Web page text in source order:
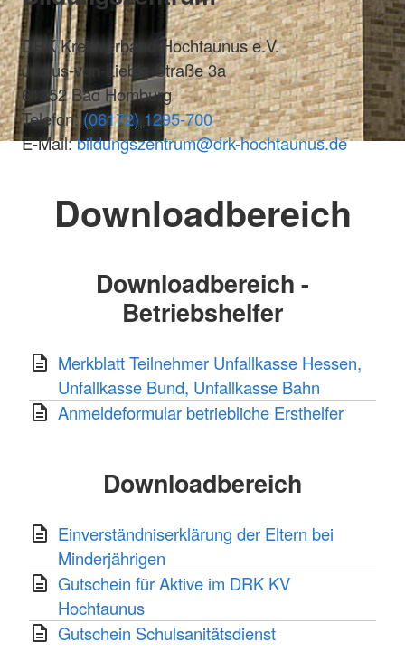
DRK Kreisverband Hochtaunus e.V.
Justus-von-Liebig-Straße 3a
61352 Bad Homburg
Telefon:(06172) 1295-700
E-Mail:bildungszentrum@drk-hochtaunus.de
Downloadbereich
Downloadbereich -
Betriebshelfer
Merkblatt Teilnehmer Unfallkasse Hessen,
Unfallkasse Bund, Unfallkasse Bahn
Anmeldeformular betriebliche Ersthelfer
Downloadbereich
Einverständniserklärung der Eltern bei
Minderjährigen
Gutschein für Aktive im DRK KV
Hochtaunus
Gutschein Schulsanitätsdienst